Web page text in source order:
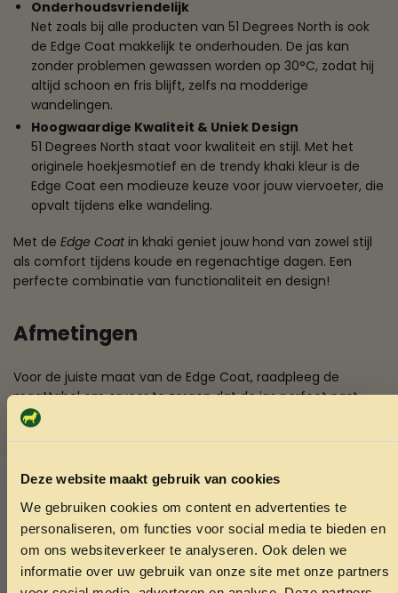
Deze website maakt gebruik van cookies
We gebruiken cookies om content en advertenties te
personaliseren, om functies voor social media te bieden en
om ons websiteverkeer te analyseren. Ook delen we
informatie over uw gebruik van onze site met onze partners
Onderhoudsvriendelijk
Net zoals bij alle producten van 51 Degrees North is ook
de Edge Coat makkelijk te onderhouden. De jas kan
zonder problemen gewassen worden op 30°C, zodat hij
altijd schoon en fris blijft, zelfs na modderige
wandelingen.
Hoogwaardige Kwaliteit & Uniek Design
51 Degrees North staat voor kwaliteit en stijl. Met het
originele hoekjesmotief en de trendy khaki kleur is de
Edge Coat een modieuze keuze voor jouw viervoeter, die
opvalt tijdens elke wandeling.
Met de Edge Coat in khaki geniet jouw hond van zowel stijl
als comfort tijdens koude en regenachtige dagen. Een
perfecte combinatie van functionaliteit en design!
Afmetingen
Voor de juiste maat van de Edge Coat, raadpleeg de
maattabel om ervoor te zorgen dat de jas perfect past
voor jouw huisdier!
Categorieën: Hondenaccessoires
hondenaccessoires
Ook interessant
ONTVANG 5% KORTING OP
JE EERSTE BESTELLING!